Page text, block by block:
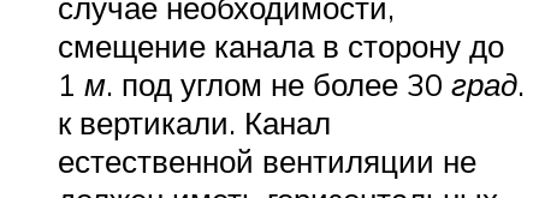
смещение канала в сторону до
1 м. под углом не более 30 град.
к вертикали. Канал
естественной вентиляции не